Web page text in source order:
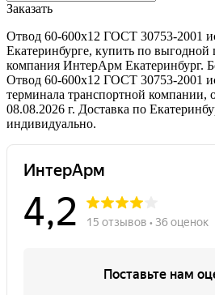
Заказать
Отвод 60-600х12 ГОСТ 30753-2001
Екатеринбурге, купить по выгодной
компания ИнтерАрм Екатеринбург.
Отвод 60-600х12 ГОСТ 30753-2001
терминала транспортной компании,
08.08.2026 г. Доставка по
индивидуально.